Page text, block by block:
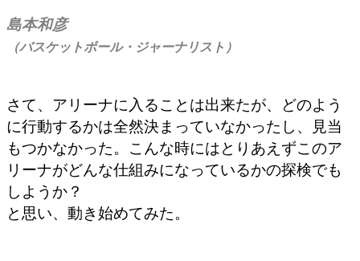
島本和彦
（バスケットボール・ジャーナリスト）
さて、アリーナに入ることは出来たが、どのよう
に行動するかは全然決まっていなかったし、見当
もつかなかった。こんな時にはとりあえずこのア
リーナがどんな仕組みになっているかの探検でも
しようか？
と思い、動き始めてみた。